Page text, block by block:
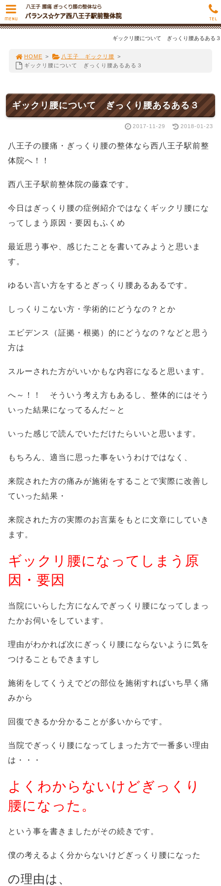
ギックリ腰について ぎっくり腰あるある３
HOME > 八王子 ギックリ腰 >
ギックリ腰について ぎっくり腰あるある３
ギックリ腰について ぎっくり腰あるある３
2017-11-29 2018-01-23
八王子の腰痛・ぎっくり腰の整体なら西八王子駅前整
体院へ！！
西八王子駅前整体院の藤森です。
今日はぎっくり腰の症例紹介ではなくギックリ腰にな
ってしまう原因・要因もふくめ
最近思う事や、感じたことを書いてみようと思いま
す。
ゆるい言い方をするとぎっくり腰あるあるです。
しっくりこない方・学術的にどうなの？とか
エビデンス（証拠・根拠）的にどうなの？などと思う
方は
スルーされた方がいいかもな内容になると思います。
へ～！！ そういう考え方もあるし、整体的にはそう
いった結果になってるんだ～と
いった感じで読んでいただけたらいいと思います。
もちろん、適当に思った事をいうわけではなく、
来院された方の痛みが施術をすることで実際に改善し
ていった結果・
来院された方の実際のお言葉をもとに文章にしていき
ます。
ギックリ腰になってしまう原
因・要因
当院にいらした方になんでぎっくり腰になってしまっ
たかお伺いをしています。
理由がわかれば次にぎっくり腰にならないように気を
つけることもできますし
施術をしてくうえでどの部位を施術すればいち早く痛
みから
回復できるか分かることが多いからです。
当院でぎっくり腰になってしまった方で一番多い理由
は・・・
よくわからないけどぎっくり
腰になった。
という事を書きましたがその続きです。
僕の考えるよく分からないけどぎっくり腰になった
の理由は、
MENU TEL